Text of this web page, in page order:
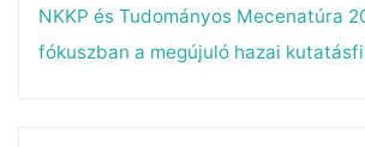
NKKP és Tudományos Mecenatúra
fókuszban a megújuló hazai